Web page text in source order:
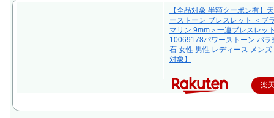
【全品対象 半額クーポン有】
ーストーン ブレスレット ＜ブ
マリン 9mm＞一連ブレスレッ
10069178パワーストーン バラ
石 女性 男性 レディース メン
対象】
楽